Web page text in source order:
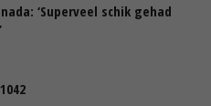
‘Superveel schik gehad